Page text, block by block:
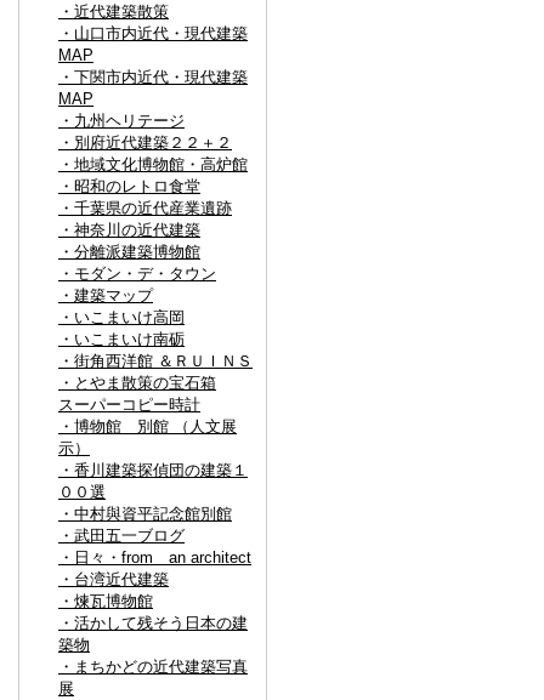
・近代建築散策
・山口市内近代・現代建築
MAP
・下関市内近代・現代建築
MAP
・九州ヘリテージ
・別府近代建築２２＋２
・地域文化博物館・高炉館
・昭和のレトロ食堂
・千葉県の近代産業遺跡
・神奈川の近代建築
・分離派建築博物館
・モダン・デ・タウン
・建築マップ
・いこまいけ高岡
・いこまいけ南砺
・街角西洋館 ＆ＲＵＩＮＳ
・とやま散策の宝石箱
スーパーコピー時計
・博物館 別館 （人文展
示）
・香川建築探偵団の建築１
００選
・中村與資平記念館別館
・武田五一ブログ
・日々・from an architect
・台湾近代建築
・煉瓦博物館
・活かして残そう日本の建
築物
・まちかどの近代建築写真
展